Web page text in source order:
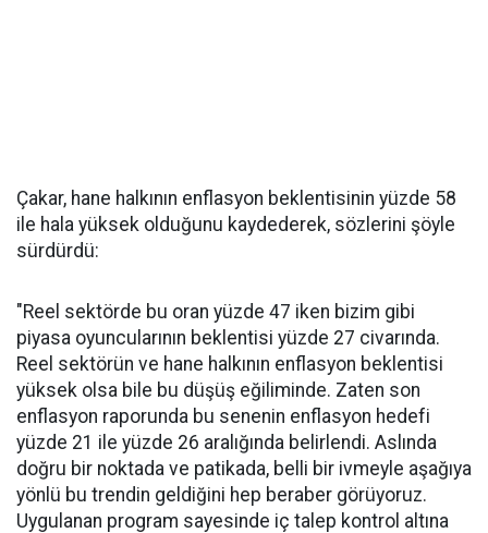
Çakar, hane halkının enflasyon beklentisinin yüzde 58
ile hala yüksek olduğunu kaydederek, sözlerini şöyle
sürdürdü:
"Reel sektörde bu oran yüzde 47 iken bizim gibi
piyasa oyuncularının beklentisi yüzde 27 civarında.
Reel sektörün ve hane halkının enflasyon beklentisi
yüksek olsa bile bu düşüş eğiliminde. Zaten son
enflasyon raporunda bu senenin enflasyon hedefi
yüzde 21 ile yüzde 26 aralığında belirlendi. Aslında
doğru bir noktada ve patikada, belli bir ivmeyle aşağıya
yönlü bu trendin geldiğini hep beraber görüyoruz.
Uygulanan program sayesinde iç talep kontrol altına